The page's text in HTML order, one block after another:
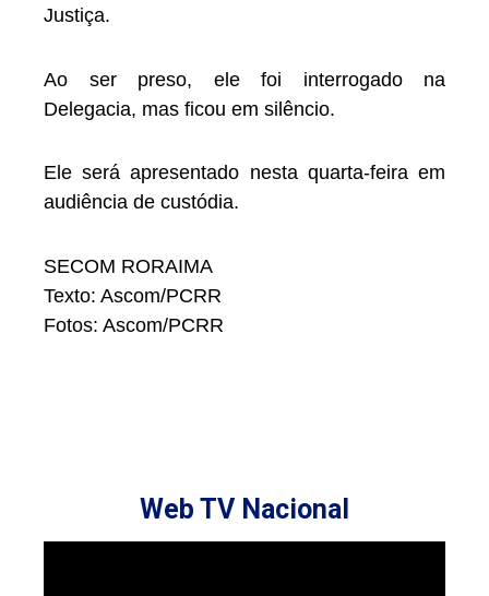
Justiça.
Ao ser preso, ele foi interrogado na
Delegacia, mas ficou em silêncio.
Ele será apresentado nesta quarta-feira em
audiência de custódia.
SECOM RORAIMA
Texto: Ascom/PCRR
Fotos: Ascom/PCRR
Web TV Nacional